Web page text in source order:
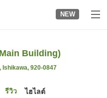
NEW
Building)
920-0847
รีวิว ไฮไลต์